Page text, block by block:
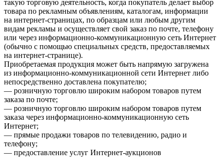
такую торговую деятельность, когда покупатель делает выбор
товара по рекламным объявлениям, каталогам, информации
на интернет-страницах, по образцам или любым другим
видам рекламы и осуществляет свой заказ по почте, телефону
или через информационно-коммуникационную сеть Интернет
(обычно с помощью специальных средств, предоставляемых
на интернет-странице).
Приобретаемая продукция может быть напрямую загружена
из информационно-коммуникационной сети Интернет либо
непосредственно доставлена покупателю;
— розничную торговлю широким набором товаров путем
заказа по почте;
— розничную торговлю широким набором товаров путем
заказа через информационно-коммуникационную сеть
Интернет;
— прямые продажи товаров по телевидению, радио и
телефону;
— предоставление услуг Интернет-аукционов